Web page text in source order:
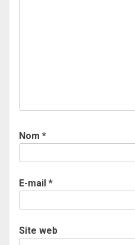
Nom *
E-mail *
Site web